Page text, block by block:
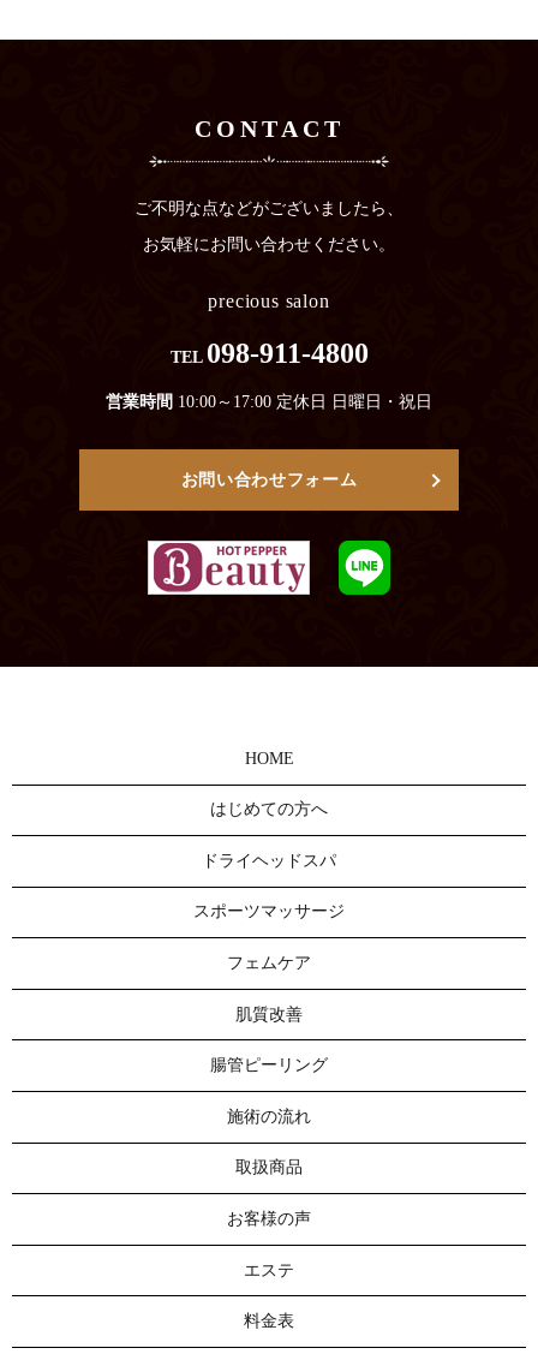
CONTACT
ご不明な点などがございましたら、
お気軽にお問い合わせください。
precious salon
TEL 098-911-4800
営業時間 10:00～17:00 定休日 日曜日・祝日
お問い合わせフォーム
HOME
はじめての方へ
ドライヘッドスパ
スポーツマッサージ
フェムケア
肌質改善
腸管ピーリング
施術の流れ
取扱商品
お客様の声
エステ
料金表